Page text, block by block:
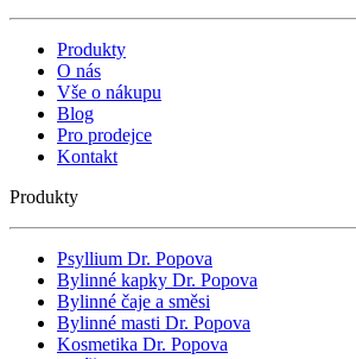
Produkty
O nás
Vše o nákupu
Blog
Pro prodejce
Kontakt
Produkty
Psyllium Dr. Popova
Bylinné kapky Dr. Popova
Bylinné čaje a směsi
Bylinné masti Dr. Popova
Kosmetika Dr. Popova